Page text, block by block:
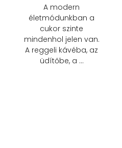
A modern
életmódunkban a
cukor szinte
mindenhol jelen van.
A reggeli kávéba, az
üdítőbe, a …